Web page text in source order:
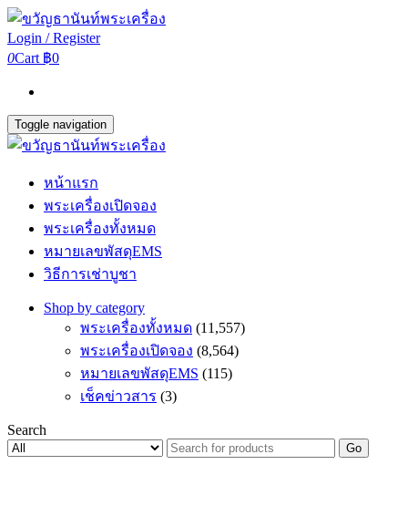
Login / Register
0Cart ฿0
Toggle navigation
หน้าแรก
พระเครื่องเปิดจอง
พระเครื่องทั้งหมด
หมายเลขพัสดุEMS
วิธีการเช่าบูชา
Shop by category
พระเครื่องทั้งหมด (11,557)
พระเครื่องเปิดจอง (8,564)
หมายเลขพัสดุEMS (115)
เช็คข่าวสาร (3)
Search
Go